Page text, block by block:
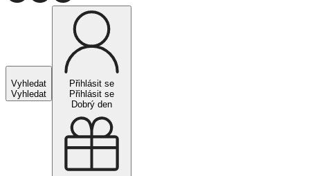
Vyhledat
Vyhledat
Přihlásit se
Přihlásit se
Dobrý den